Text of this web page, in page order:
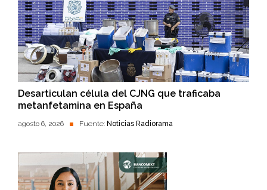
Desarticulan célula del CJNG que traficaba
metanfetamina en España
agosto 6, 2026 Fuente: Noticias Radiorama